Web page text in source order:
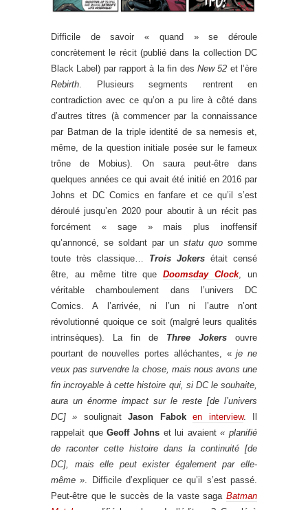
Difficile de savoir « quand » se déroule
concrètement le récit (publié dans la collection DC
Black Label) par rapport à la fin des New 52 et l’ère
Rebirth. Plusieurs segments rentrent en
contradiction avec ce qu’on a pu lire à côté dans
d’autres titres (à commencer par la connaissance
par Batman de la triple identité de sa nemesis et,
même, de la question initiale posée sur le fameux
trône de Mobius). On saura peut-être dans
quelques années ce qui avait été initié en 2016 par
Johns et DC Comics en fanfare et ce qu’il s’est
déroulé jusqu’en 2020 pour aboutir à un récit pas
forcément « sage » mais plus inoffensif
qu’annoncé, se soldant par un statu quo somme
toute très classique… Trois Jokers était censé
être, au même titre queDoomsday Clock, un
véritable chamboulement dans l’univers DC
Comics. A l’arrivée, ni l’un ni l’autre n’ont
révolutionné quoique ce soit (malgré leurs qualités
intrinsèques). La fin de Three Jokers ouvre
pourtant de nouvelles portes alléchantes, «je ne
veux pas survendre la chose, mais nous avons une
fin incroyable à cette histoire qui, si DC le souhaite,
aura un énorme impact sur le reste [de l’univers
DC] » soulignaitJason Fabok en interview. Il
rappelait queGeoff Johnset lui avaient« planifié
de raconter cette histoire dans la continuité [de
DC], mais elle peut exister également par elle-
même ». Difficile d’expliquer ce qu’il s’est passé.
Peut-être que le succès de la vaste saga Batman